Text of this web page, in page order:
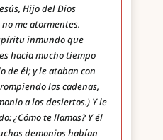
Hijo del Dios
me atormentes.
inmundo que
hacía mucho tiempo
de él; y le ataban con
las cadenas,
a los desiertos.) Y le
¿Cómo te llamas? Y él
demonios habían